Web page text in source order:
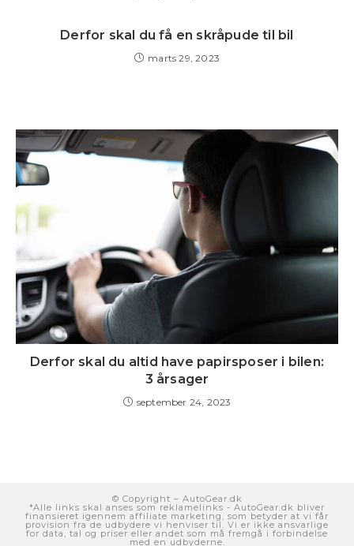
Derfor skal du få en skråpude til bil
marts 29, 2023
Derfor skal du altid have papirsposer i bilen:
3 årsager
september 24, 2023
© Copyright – AutoGear.dk
*Alle links skal anses som reklamelinks - AutoGear.dk bliver
finansieret igennem affiliate marketing, som betyder at vi får
provision fra de udbydere vi henviser til. Vi er ikke ansvarlige
for data, tal og priser eller andet som må fremgå i forbindelse
med en udbyderne.